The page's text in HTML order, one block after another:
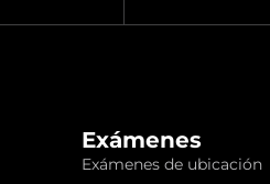
Exámenes
Exámenes de ubicación